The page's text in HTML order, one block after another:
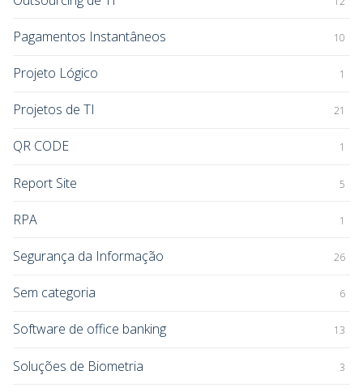
Pagamentos Instantâneos 10
Projeto Lógico 1
Projetos de TI 21
QR CODE 1
Report Site 5
RPA 1
Segurança da Informação 26
Sem categoria 6
Software de office banking 13
Soluções de Biometria 3